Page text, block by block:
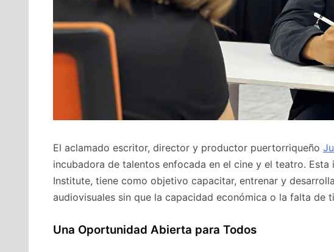
El aclamado escritor, director y productor puertorriqueño
incubadora de talentos enfocada en el cine y el teatro.
Institute, tiene como objetivo capacitar, entrenar y
audiovisuales sin que la capacidad económica o la falta de
Una Oportunidad Abierta para Todos